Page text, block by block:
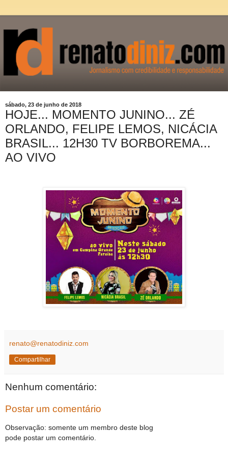
sábado, 23 de junho de 2018
HOJE... MOMENTO JUNINO... ZÉ
ORLANDO, FELIPE LEMOS, NICÁCIA
BRASIL... 12H30 TV BORBOREMA...
AO VIVO
renato@renatodiniz.com
Compartilhar
Nenhum comentário:
Postar um comentário
Observação: somente um membro deste blog
pode postar um comentário.